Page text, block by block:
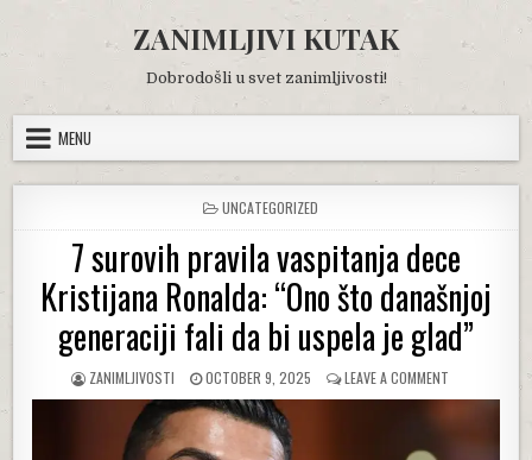
content
ZANIMLJIVI KUTAK
Dobrodošli u svet zanimljivosti!
MENU
POSTED
IN
UNCATEGORIZED
7 surovih pravila vaspitanja dece
Kristijana Ronalda: “Ono što današnjoj
generaciji fali da bi uspela je glad”
AUTHOR:
ZANIMLJIVOSTI
PUBLISHED
DATE:
OCTOBER 9, 2025 LEAVE A COMMENT
7